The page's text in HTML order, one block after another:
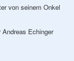
von seinem Onkel
Echinger